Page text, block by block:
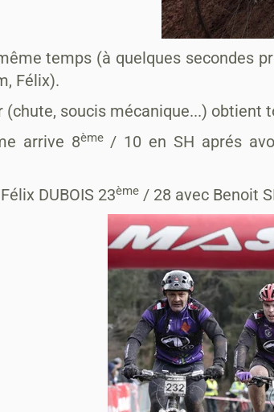
temps (à quelques secondes
Félix).
(chute, soucis mécanique...) obtient
arrive 8ème/ 10 en SH aprés
DUBOIS 23ème / 28 avec Benoit